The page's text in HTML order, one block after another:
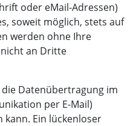
oder eMail-Adressen)
soweit möglich, stets auf
werden ohne Ihre
an Dritte
Datenübertragung im
per E-Mail)
kann. Ein lückenloser